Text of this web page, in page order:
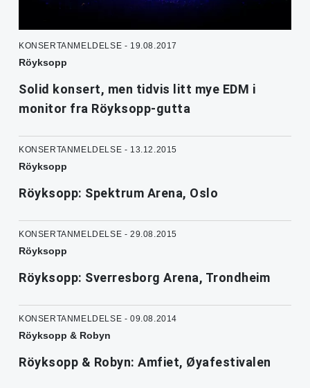
KONSERTANMELDELSE - 19.08.2017
Röyksopp
Solid konsert, men tidvis litt mye EDM i
monitor fra Röyksopp-gutta
KONSERTANMELDELSE - 13.12.2015
Röyksopp
Röyksopp: Spektrum Arena, Oslo
KONSERTANMELDELSE - 29.08.2015
Röyksopp
Röyksopp: Sverresborg Arena, Trondheim
KONSERTANMELDELSE - 09.08.2014
Röyksopp & Robyn
Röyksopp & Robyn: Amfiet, Øyafestivalen